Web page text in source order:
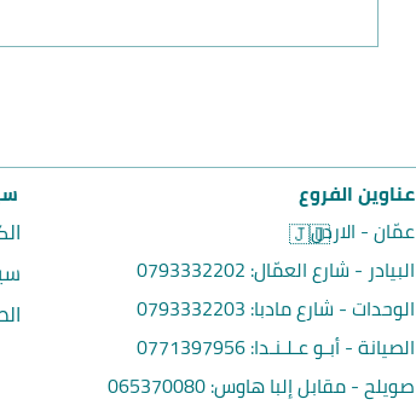
عناوين الفروع
🇯🇴عمّان - الاردن
البيادر - شارع العمّال: 0793332202
الوحدات - شارع مادبا: 0793332203
الصيانة - أبـو عـلـنـدا:0771397956
صويلح - مقابل إلبا هاوس:
065370080